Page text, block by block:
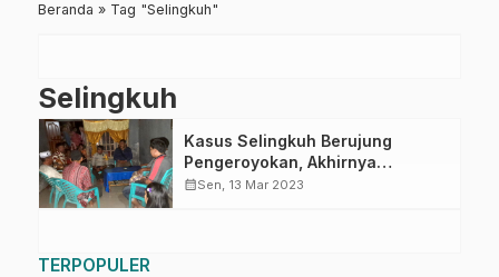
Beranda » Tag "Selingkuh"
Selingkuh
Kasus Selingkuh Berujung
Pengeroyokan, Akhirnya
Dinikahkan
calendar_monthSen, 13 Mar 2023
TERPOPULER